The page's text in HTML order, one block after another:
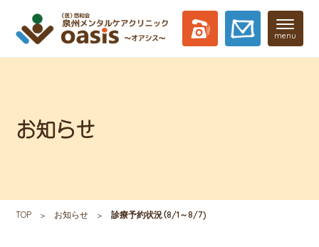
menu
お知らせ
TOP お知らせ 診療予約状況（8/1～8/7)